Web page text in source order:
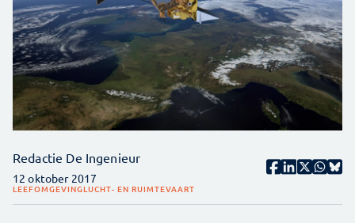
Redactie De Ingenieur
12 oktober 2017
LEEFOMGEVINGLUCHT- EN RUIMTEVAART